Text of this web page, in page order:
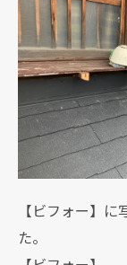
【ビフォー】
た。